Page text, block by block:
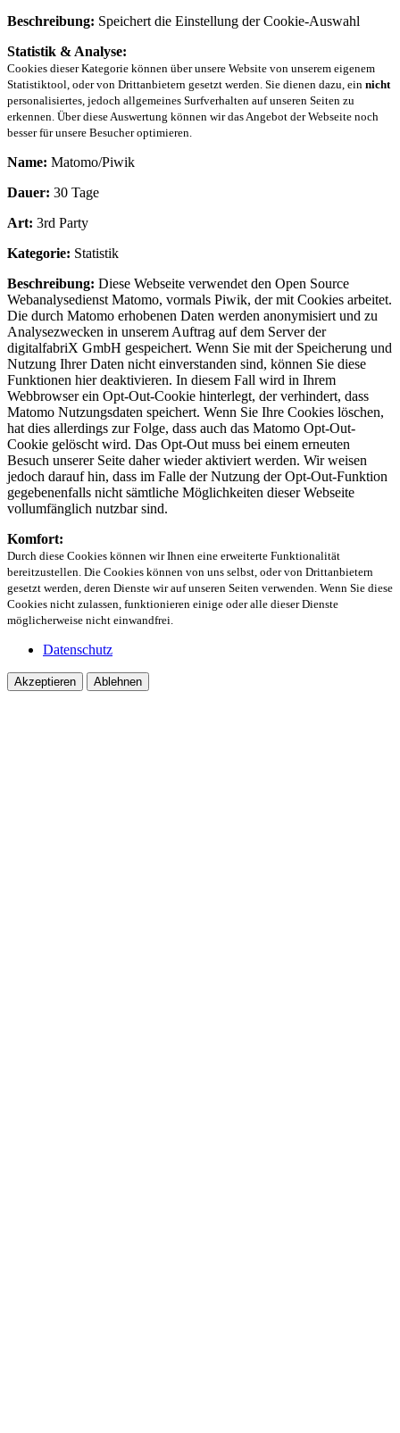
Beschreibung: Speichert die Einstellung der Cookie-Auswahl
Statistik & Analyse:
Cookies dieser Kategorie können über unsere Website von unserem eigenem
Statistiktool, oder von Drittanbietern gesetzt werden. Sie dienen dazu, ein nicht
personalisiertes, jedoch allgemeines Surfverhalten auf unseren Seiten zu
erkennen. Über diese Auswertung können wir das Angebot der Webseite noch
besser für unsere Besucher optimieren.
Name: Matomo/Piwik
Dauer: 30 Tage
Art: 3rd Party
Kategorie: Statistik
Beschreibung: Diese Webseite verwendet den Open Source
Webanalysedienst Matomo, vormals Piwik, der mit Cookies arbeitet.
Die durch Matomo erhobenen Daten werden anonymisiert und zu
Analysezwecken in unserem Auftrag auf dem Server der
digitalfabriX GmbH gespeichert. Wenn Sie mit der Speicherung und
Nutzung Ihrer Daten nicht einverstanden sind, können Sie diese
Funktionen hier deaktivieren. In diesem Fall wird in Ihrem
Webbrowser ein Opt-Out-Cookie hinterlegt, der verhindert, dass
Matomo Nutzungsdaten speichert. Wenn Sie Ihre Cookies löschen,
hat dies allerdings zur Folge, dass auch das Matomo Opt-Out-
Cookie gelöscht wird. Das Opt-Out muss bei einem erneuten
Besuch unserer Seite daher wieder aktiviert werden. Wir weisen
jedoch darauf hin, dass im Falle der Nutzung der Opt-Out-Funktion
gegebenenfalls nicht sämtliche Möglichkeiten dieser Webseite
vollumfänglich nutzbar sind.
Komfort:
Durch diese Cookies können wir Ihnen eine erweiterte Funktionalität
bereitzustellen. Die Cookies können von uns selbst, oder von Drittanbietern
gesetzt werden, deren Dienste wir auf unseren Seiten verwenden. Wenn Sie diese
Cookies nicht zulassen, funktionieren einige oder alle dieser Dienste
möglicherweise nicht einwandfrei.
Datenschutz
Akzeptieren Ablehnen